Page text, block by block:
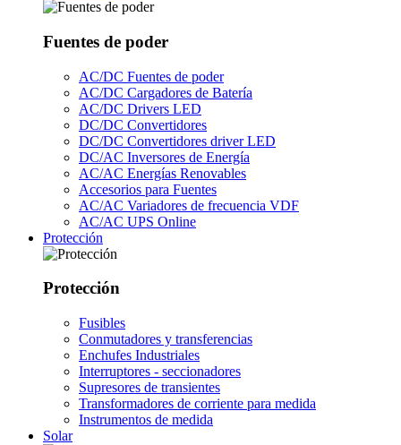
Fuentes de poder
AC/DC Fuentes de poder
AC/DC Cargadores de Batería
AC/DC Drivers LED
DC/DC Convertidores
DC/DC Convertidores driver LED
DC/AC Inversores de Energía
AC/AC Energías Renovables
Accesorios para Fuentes
AC/AC Variadores de frecuencia VDF
AC/AC UPS Online
Protección
Protección
Fusibles
Conmutadores y transferencias
Enchufes Industriales
Interruptores - seccionadores
Supresores de transientes
Transformadores de corriente para medida
Instrumentos de medida
Solar